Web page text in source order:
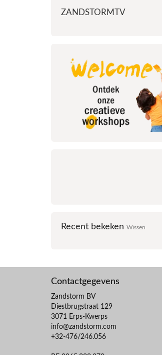
ZANDSTORMTV
Recent bekeken Wissen
Contactgegevens
Zandstorm BV
Diestbrugstraat 129
3071 Erps-Kwerps
info@zandstorm.com
+32-476/246.056